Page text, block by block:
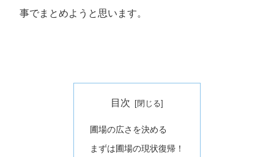
事でまとめようと思います。
目次
圃場の広さを決める
まずは圃場の現状復帰！